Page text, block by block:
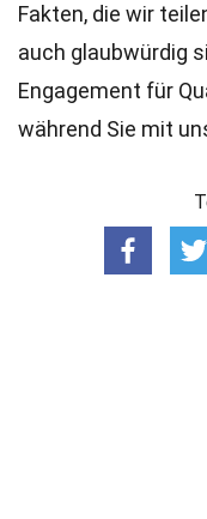
Fakten, die wir
auch glaubwürdig
Engagement für
während Sie mit